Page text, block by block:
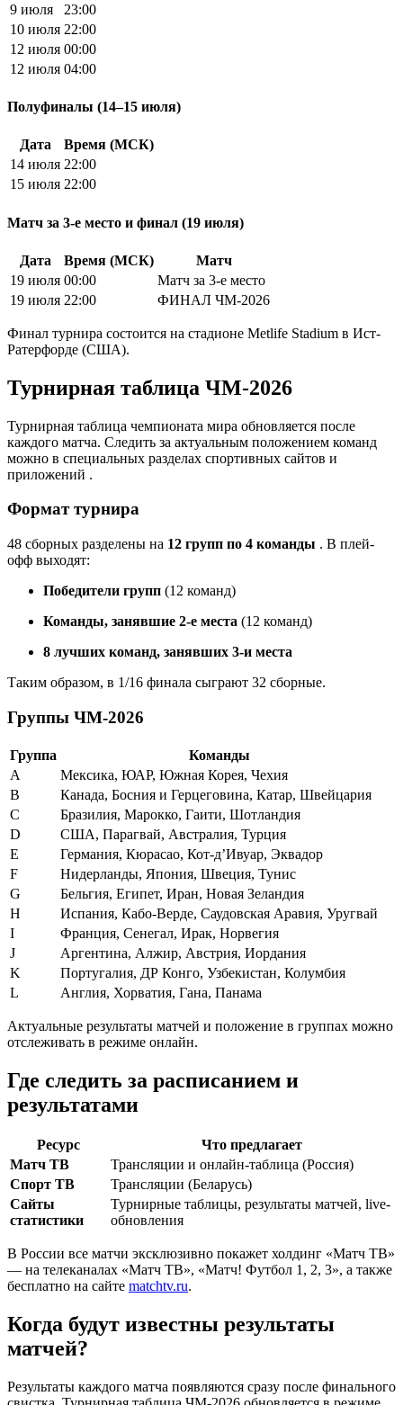
9 июля
23:00
10 июля 22:00
12 июля 00:00
12 июля 04:00
Полуфиналы (14–15 июля)
Дата
Время (МСК)
14 июля 22:00
15 июля 22:00
Матч за 3-е место и финал (19 июля)
Дата Время (МСК)
Матч
19 июля 00:00
Матч за 3-е место
19 июля 22:00 ФИНАЛ ЧМ-2026
Финал турнира состоится на стадионе Metlife Stadium в Ист-
Ратерфорде (США).
Турнирная таблица ЧМ-2026
Турнирная таблица чемпионата мира обновляется после
каждого матча. Следить за актуальным положением команд
можно в специальных разделах спортивных сайтов и
приложений .
Формат турнира
48 сборных разделены на 12 групп по 4 команды . В плей-
офф выходят:
Победители групп (12 команд)
Команды, занявшие 2-е места (12 команд)
8 лучших команд, занявших 3-и места
Таким образом, в 1/16 финала сыграют 32 сборные.
Группы ЧМ-2026
Группа
Команды
A
Мексика, ЮАР, Южная Корея, Чехия
B
Канада, Босния и Герцеговина, Катар, Швейцария
C
Бразилия, Марокко, Гаити, Шотландия
D
США, Парагвай, Австралия, Турция
E
Германия, Кюрасао, Кот-д’Ивуар, Эквадор
F
Нидерланды, Япония, Швеция, Тунис
G
Бельгия, Египет, Иран, Новая Зеландия
H
Испания, Кабо-Верде, Саудовская Аравия, Уругвай
I
Франция, Сенегал, Ирак, Норвегия
J
Аргентина, Алжир, Австрия, Иордания
K
Португалия, ДР Конго, Узбекистан, Колумбия
L
Англия, Хорватия, Гана, Панама
Актуальные результаты матчей и положение в группах можно
отслеживать в режиме онлайн.
Где следить за расписанием и
результатами
Ресурс
Что предлагает
Матч ТВ
Трансляции и онлайн-таблица (Россия)
Спорт ТВ
Трансляции (Беларусь)
Сайты
статистики
Турнирные таблицы, результаты матчей, live-
обновления
В России все матчи эксклюзивно покажет холдинг «Матч ТВ»
— на телеканалах «Матч ТВ», «Матч! Футбол 1, 2, 3», а также
бесплатно на сайте matchtv.ru.
Когда будут известны результаты
матчей?
Результаты каждого матча появляются сразу после финального